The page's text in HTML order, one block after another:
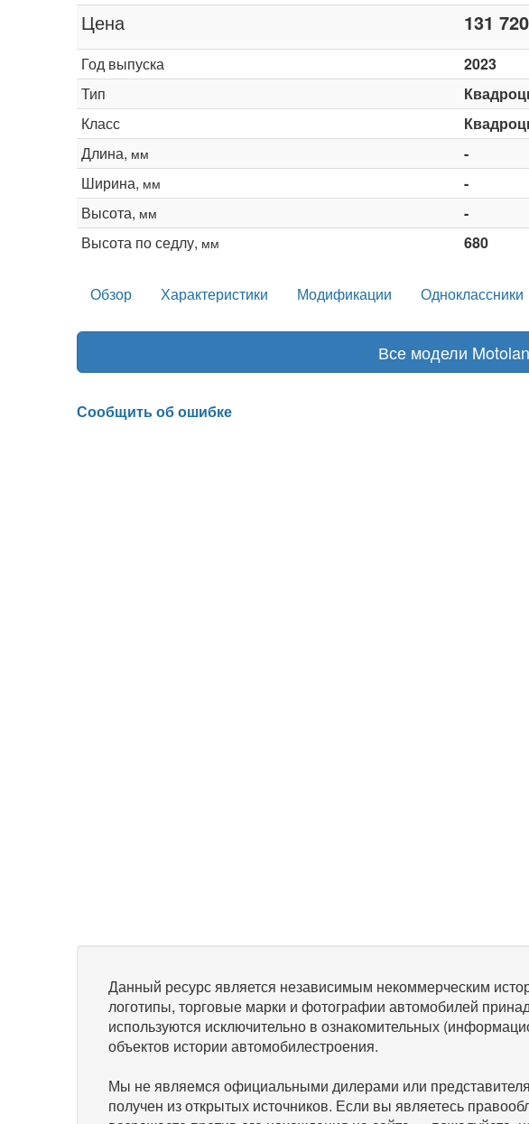
Цена 131 720
Год выпуска
2023
Тип
Класс
Длина, мм
-
Ширина, мм
-
Высота, мм
-
Высота по седлу, мм 680
Обзор Характеристики Модификации Одноклассники
Все модели
Сообщить об ошибке
Данный ресурс является независимым некоммерческим
логотипы, торговые марки и фотографии автомобилей
используются исключительно в ознакомительных
объектов истории автомобилестроения.
Мы не являемся официальными дилерами или
получен из открытых источников. Если вы являетесь